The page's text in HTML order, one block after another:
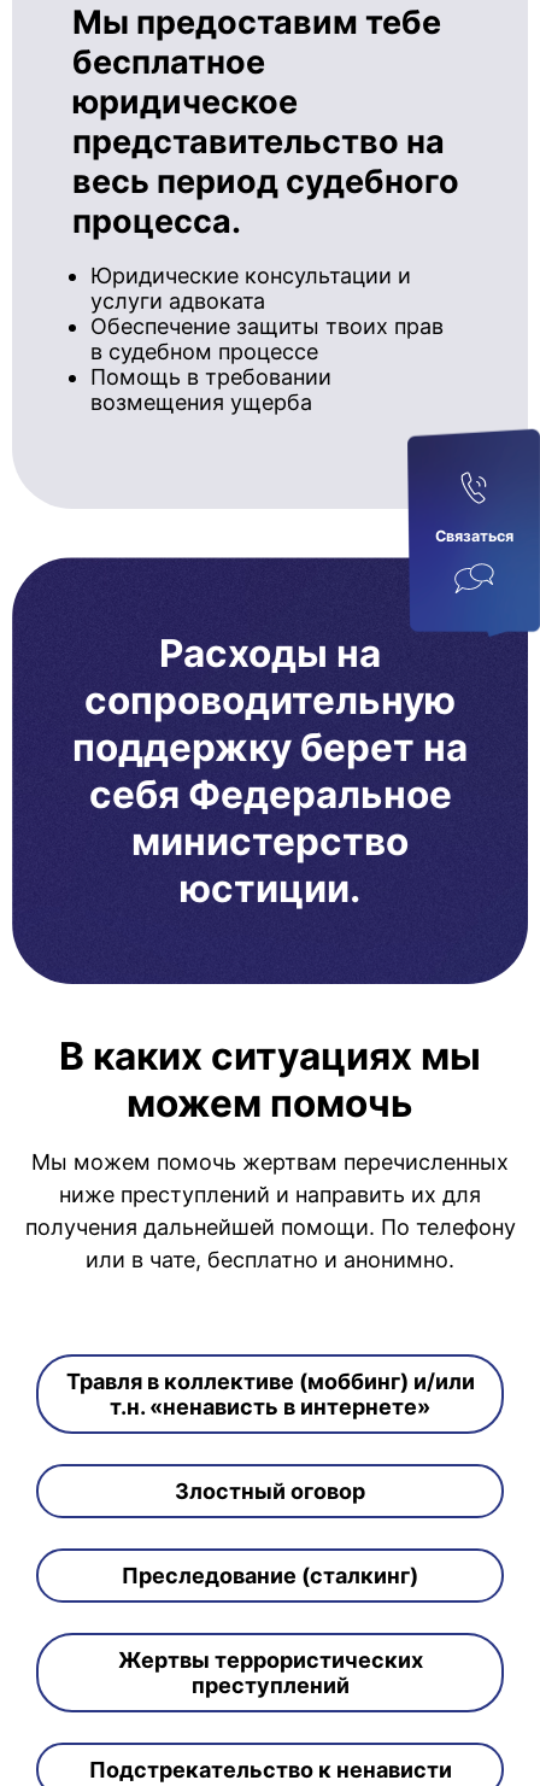
Связаться
Мы предоставим тебе
бесплатное
юридическое
представительство на
весь период судебного
процесса.
Юридические консультации и
услуги адвоката
Обеспечение защиты твоих прав
в судебном процессе
Помощь в требовании
возмещения ущерба
Расходы на
сопроводительную
поддержку берет на
себя Федеральное
министерство
юстиции.
В каких ситуациях мы
можем помочь
Мы можем помочь жертвам перечисленных
ниже преступлений и направить их для
получения дальнейшей помощи. По телефону
или в чате, бесплатно и анонимно.
Травля в коллективе (моббинг) и/или
т.н. «ненависть в интернете»
Злостный оговор
Преследование (сталкинг)
Жертвы террористических
преступлений
Подстрекательство к ненависти